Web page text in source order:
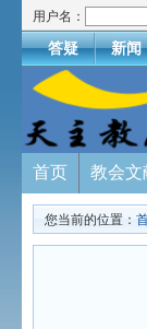
用户名：
答疑 新闻
首页 教会文
您当前的位置：